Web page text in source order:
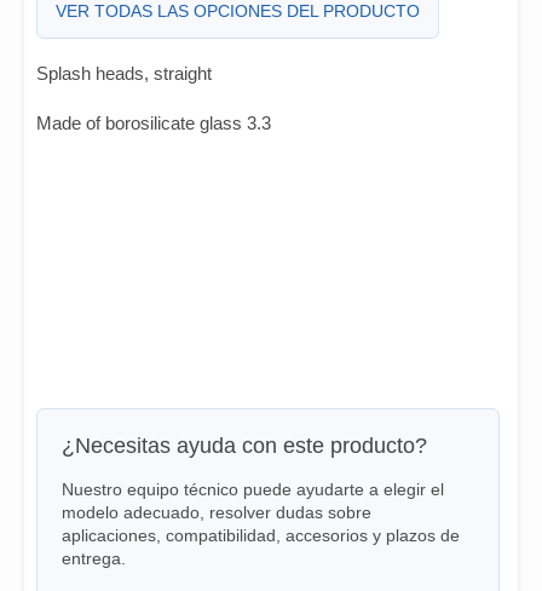
VER TODAS LAS OPCIONES DEL PRODUCTO
Splash heads, straight
Made of borosilicate glass 3.3
¿Necesitas ayuda con este producto?
Nuestro equipo técnico puede ayudarte a elegir el
modelo adecuado, resolver dudas sobre
aplicaciones, compatibilidad, accesorios y plazos de
entrega.